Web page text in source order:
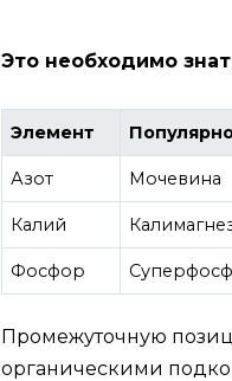
Это необходимо
Элемент
Азот Мочевина
Калий
Фосфор
Промежуточную
органическими